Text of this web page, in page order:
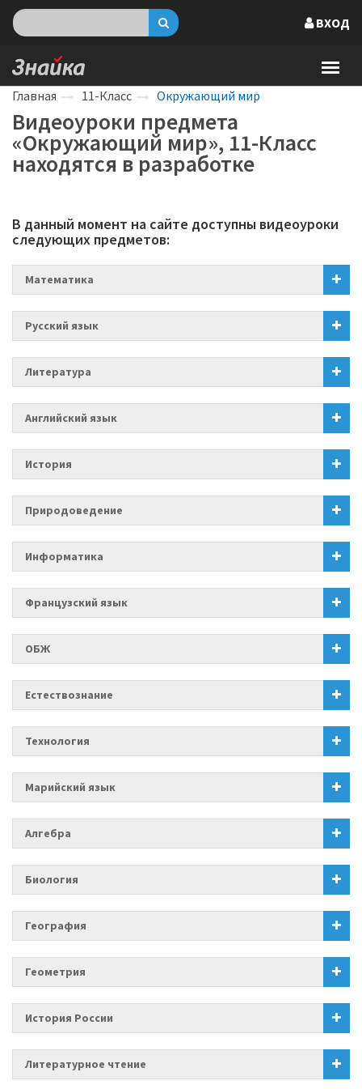
ВХОД
Главная 11-Класс Окружающий мир
Видеоуроки предмета
«Окружающий мир», 11-Класс
находятся в разработке
В данный момент на сайте доступны видеоуроки
следующих предметов:
Математика
Русский язык
Литература
Английский язык
История
Природоведение
Информатика
Французский язык
ОБЖ
Естествознание
Технология
Марийский язык
Алгебра
Биология
География
Геометрия
История России
Литературное чтение